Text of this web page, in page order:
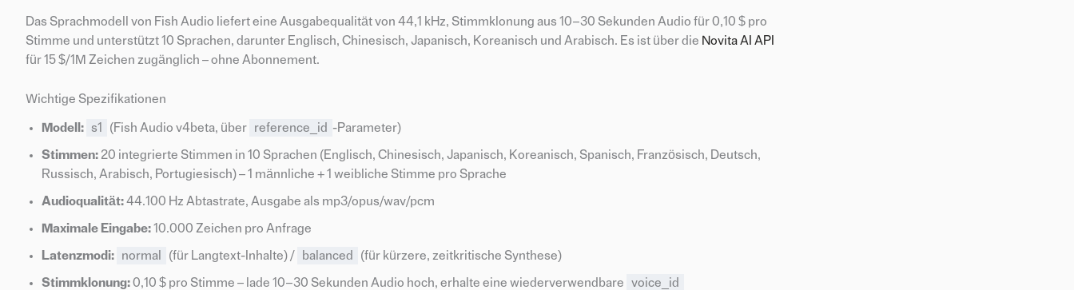
Das Sprachmodell von Fish Audio liefert eine Ausgabequalität von 44,1 kHz, Stimmklonung aus 10–30 Sekunden Audio für 0,10 $ pro
Stimme und unterstützt 10 Sprachen, darunter Englisch, Chinesisch, Japanisch, Koreanisch und Arabisch. Es ist über die Novita AI API
für 15 $/1M Zeichen zugänglich – ohne Abonnement.
Wichtige Spezifikationen
Modell: s1 (Fish Audio v4beta, über reference_id -Parameter)
Stimmen: 20 integrierte Stimmen in 10 Sprachen (Englisch, Chinesisch, Japanisch, Koreanisch, Spanisch, Französisch, Deutsch,
Russisch, Arabisch, Portugiesisch) – 1 männliche + 1 weibliche Stimme pro Sprache
Audioqualität:44.100 Hz Abtastrate, Ausgabe als mp3/opus/wav/pcm
Maximale Eingabe:10.000 Zeichen pro Anfrage
Latenzmodi: normal (für Langtext-Inhalte) / balanced (für kürzere, zeitkritische Synthese)
Stimmklonung:0,10 $ pro Stimme – lade 10–30 Sekunden Audio hoch, erhalte eine wiederverwendbare voice_id